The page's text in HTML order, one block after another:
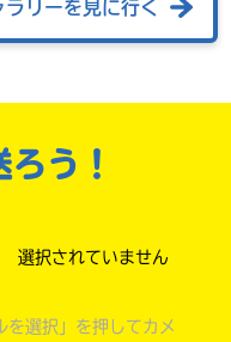
ラリーを見に行く
う！
選択」を押してカメ